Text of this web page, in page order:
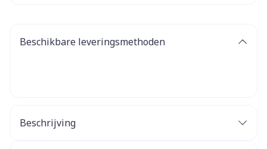
Beschikbare leveringsmethoden
Beschrijving